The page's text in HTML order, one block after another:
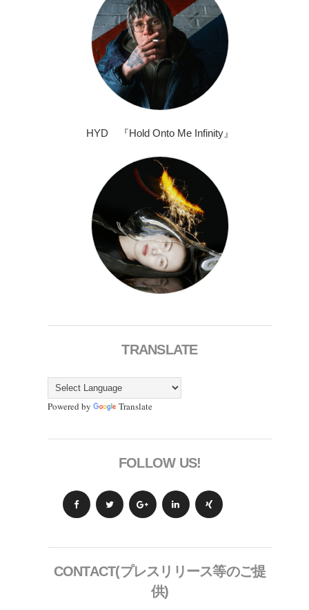
HYD 『Hold Onto Me Infinity』
TRANSLATE
Powered by Translate
FOLLOW US!
CONTACT(プレスリリース等のご提
供)